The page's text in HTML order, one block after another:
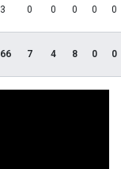
0 0 0 0 0
7 4 8 0 0